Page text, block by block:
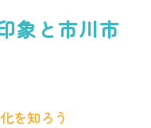
象と市川市
を知ろう